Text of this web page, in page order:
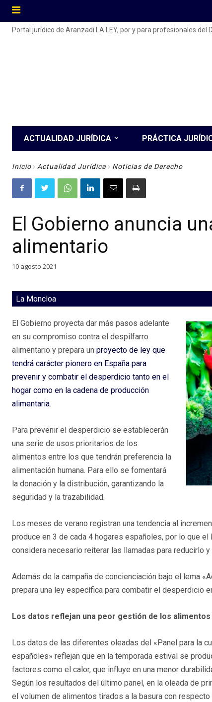
Portal jurídico de Aranzadi LA LEY, por y para profesionales del
ACTUALIDAD JURÍDICA PRÁCTICA
Inicio Actualidad Jurídica Noticias de Derecho
El Gobierno anuncia
alimentario
10 agosto 2021
La Moncloa
El Gobierno proyecta dar más pasos adelante
en su compromiso contra el despilfarro
alimentario y prepara un proyecto de ley que
tendrá carácter pionero en España para
prevenir y combatir el desperdicio tanto en el
hogar como en la cadena de producción
alimentaria.
Para prevenir el desperdicio se establecerán
una serie de usos prioritarios de los
alimentos entre los que tendrán preferencia la
alimentación humana. Para ello se fomentará
la donación y la distribución, garantizando la
seguridad y la trazabilidad.
Los meses de verano registran una tendencia al
produce en 3 de cada 4 hogares españoles, por lo que
considera necesario reiterar las llamadas para reducirlo
Además de la campaña de concienciación bajo el lema
prepara una ley específica para combatir el desperdicio
Los datos reflejan una peor gestión de los
Los datos de las diferentes oleadas del «Panel para la
españoles» reflejan que en la temporada estival se
factores como el calor, que influye en una menor
Según los resultados del último panel, en la oleada de
el volumen de alimentos tirados a la basura con